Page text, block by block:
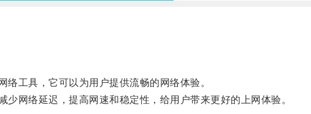
工具，它可以为用户提供流畅的网络体验。
网络延迟，提高网速和稳定性，给用户带来更好的上网体验。